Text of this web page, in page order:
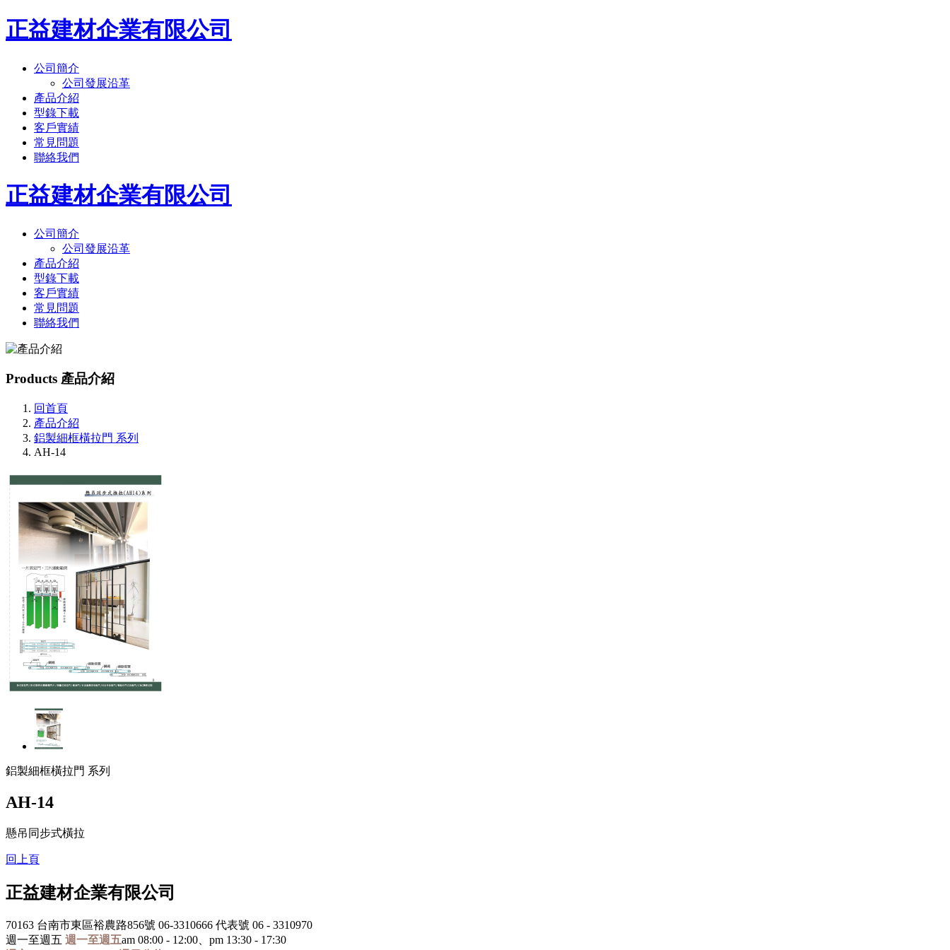
正益建材企業有限公司
公司簡介
公司發展沿革
產品介紹
型錄下載
客戶實績
常見問題
聯絡我們
正益建材企業有限公司
公司簡介
公司發展沿革
產品介紹
型錄下載
客戶實績
常見問題
聯絡我們
Products 產品介紹
回首頁
產品介紹
鋁製細框橫拉門 系列
AH-14
鋁製細框橫拉門 系列
AH-14
懸吊同步式橫拉
回上頁
正益建材企業有限公司
70163 台南市東區裕農路856號 06-3310666 代表號 06 - 3310970
週一至週五 週一至週五am 08:00 - 12:00、pm 13:30 - 17:30